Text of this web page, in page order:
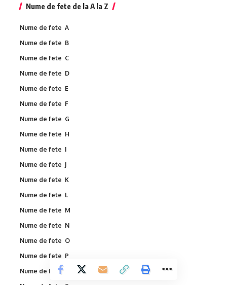
Nume de fete de la A la Z
Nume de fete A
Nume de fete B
Nume de fete C
Nume de fete D
Nume de fete E
Nume de fete F
Nume de fete G
Nume de fete H
Nume de fete I
Nume de fete J
Nume de fete K
Nume de fete L
Nume de fete M
Nume de fete N
Nume de fete O
Nume de fete P
Nume de fete R